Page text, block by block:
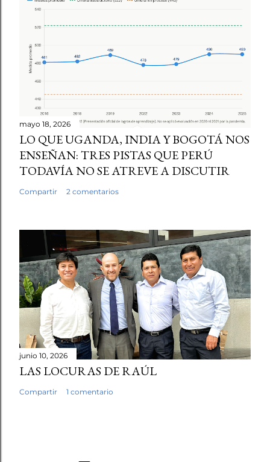
mayo 18, 2026
LO QUE UGANDA, INDIA Y BOGOTÁ NOS
ENSEÑAN: TRES PISTAS QUE PERÚ
TODAVÍA NO SE ATREVE A DISCUTIR
Compartir 2 comentarios
junio 10, 2026
LAS LOCURAS DE RAÚL
Compartir 1 comentario